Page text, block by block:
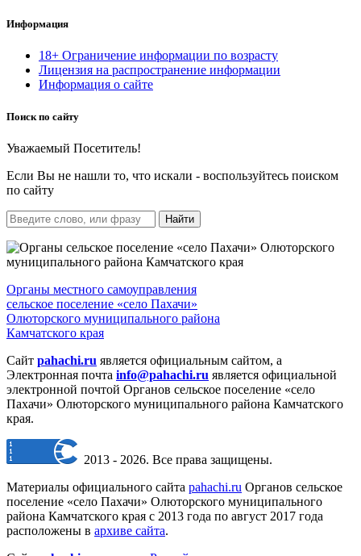
Информация
18+ Ограничение информации по возрасту
Лицензия на распространение информации
Информация о сайте
Поиск по сайту
Уважаемый Посетитель!
Если Вы не нашли то, что искали - воспользуйтесь поиском
по сайту
Найти
Органы местного самоуправления
сельское поселение «село Пахачи»
Олюторского муниципального района
Камчатского края
Сайт pahachi.ru является официальным сайтом, а
Электронная почта info@pahachi.ru является официальной
электронной почтой Органов сельское поселение «село
Пахачи» Олюторского муниципального района Камчатского
края.
2013 - 2026. Все права защищены.
Материалы официального сайта pahachi.ru Органов сельское
поселение «село Пахачи» Олюторского муниципального
района Камчатского края с 2013 года по август 2017 года
расположены в архиве сайта.